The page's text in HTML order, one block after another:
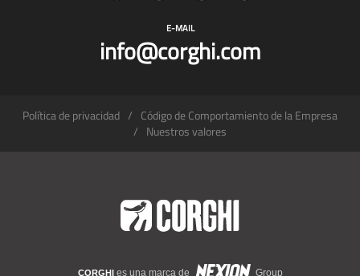
E-MAIL
info@corghi.com
Política de privacidad
Código de Comportamiento de la Empresa
Nuestros valores
CORGHI es una marca de Group